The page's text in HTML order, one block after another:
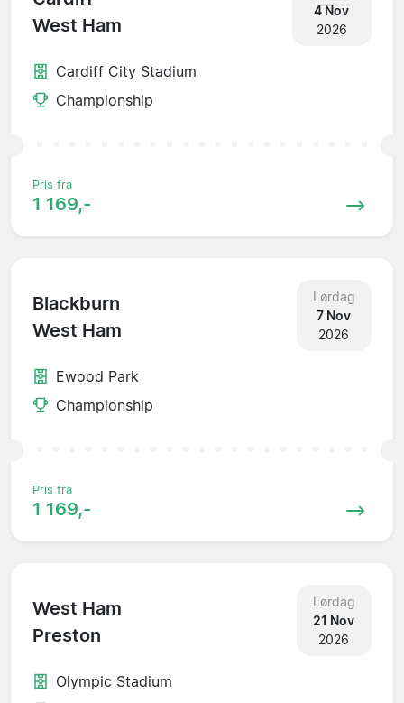
West Ham
4 Nov
2026
Cardiff City Stadium
Championship
Pris fra
1 169,-
Blackburn
West Ham
Lørdag
7 Nov
2026
Ewood Park
Championship
Pris fra
1 169,-
West Ham
Preston
Lørdag
21 Nov
2026
Olympic Stadium